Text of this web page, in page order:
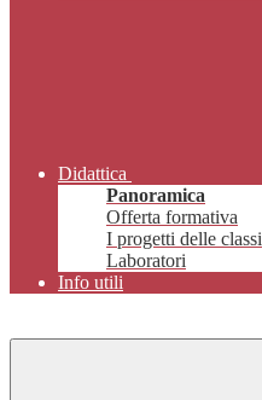
Didattica
Panoramica
Offerta formativa
I progetti delle classi
Laboratori
Info utili